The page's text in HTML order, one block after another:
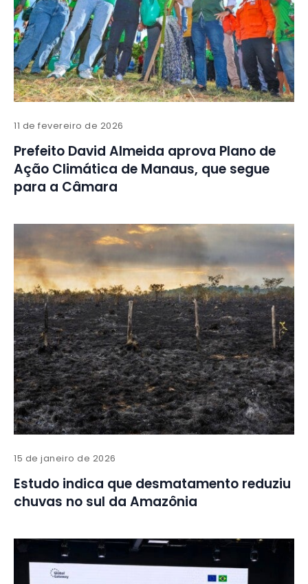
11 de fevereiro de 2026
Prefeito David Almeida aprova Plano de
Ação Climática de Manaus, que segue
para a Câmara
15 de janeiro de 2026
Estudo indica que desmatamento reduziu
chuvas no sul da Amazônia